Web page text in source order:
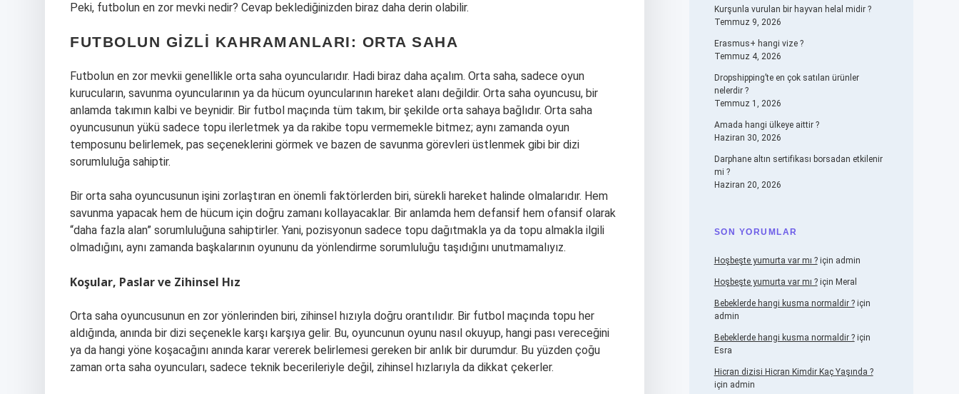
Peki, futbolun en zor mevki nedir? Cevap beklediğinizden biraz daha derin olabilir.
FUTBOLUN GIZLI KAHRAMANLARI: ORTA SAHA
Futbolun en zor mevkii genellikle orta saha oyuncularıdır. Hadi biraz daha açalım. Orta saha, sadece oyun
kurucuların, savunma oyuncularının ya da hücum oyuncularının hareket alanı değildir. Orta saha oyuncusu, bir
anlamda takımın kalbi ve beynidir. Bir futbol maçında tüm takım, bir şekilde orta sahaya bağlıdır. Orta saha
oyuncusunun yükü sadece topu ilerletmek ya da rakibe topu vermemekle bitmez; aynı zamanda oyun
temposunu belirlemek, pas seçeneklerini görmek ve bazen de savunma görevleri üstlenmek gibi bir dizi
sorumluluğa sahiptir.
Bir orta saha oyuncusunun işini zorlaştıran en önemli faktörlerden biri, sürekli hareket halinde olmalarıdır. Hem
savunma yapacak hem de hücum için doğru zamanı kollayacaklar. Bir anlamda hem defansif hem ofansif olarak
“daha fazla alan” sorumluluğuna sahiptirler. Yani, pozisyonun sadece topu dağıtmakla ya da topu almakla ilgili
olmadığını, aynı zamanda başkalarının oyununu da yönlendirme sorumluluğu taşıdığını unutmamalıyız.
Koşular, Paslar ve Zihinsel Hız
Orta saha oyuncusunun en zor yönlerinden biri, zihinsel hızıyla doğru orantılıdır. Bir futbol maçında topu her
aldığında, anında bir dizi seçenekle karşı karşıya gelir. Bu, oyuncunun oyunu nasıl okuyup, hangi pası vereceğini
ya da hangi yöne koşacağını anında karar vererek belirlemesi gereken bir anlık bir durumdur. Bu yüzden çoğu
zaman orta saha oyuncuları, sadece teknik becerileriyle değil, zihinsel hızlarıyla da dikkat çekerler.
Kurşunla vurulan bir hayvan helal midir ?
Temmuz 9, 2026
Erasmus+ hangi vize ?
Temmuz 4, 2026
Dropshipping’te en çok satılan ürünler
nelerdir ?
Temmuz 1, 2026
Amada hangi ülkeye aittir ?
Haziran 30, 2026
Darphane altın sertifikası borsadan etkilenir
mi ?
Haziran 20, 2026
SON YORUMLAR
Hoşbeşte yumurta var mı ?için admin
Hoşbeşte yumurta var mı ?için Meral
Bebeklerde hangi kusma normaldir ?için
admin
Bebeklerde hangi kusma normaldir ?için
Esra
Hicran dizisi Hicran Kimdir Kaç Yaşında ?
için admin